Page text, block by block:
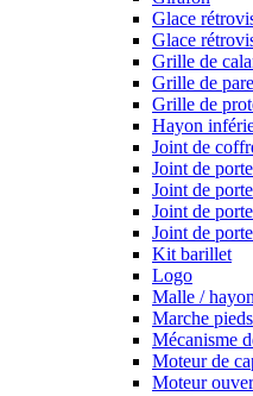
Glace
Glace
Grille de
Grille de
Grille de
Hayon
Joint de
Joint de
Joint de
Joint de
Joint de
Kit barillet
Logo
Malle /
Marche pieds
Mécanisme
Moteur de
Moteur